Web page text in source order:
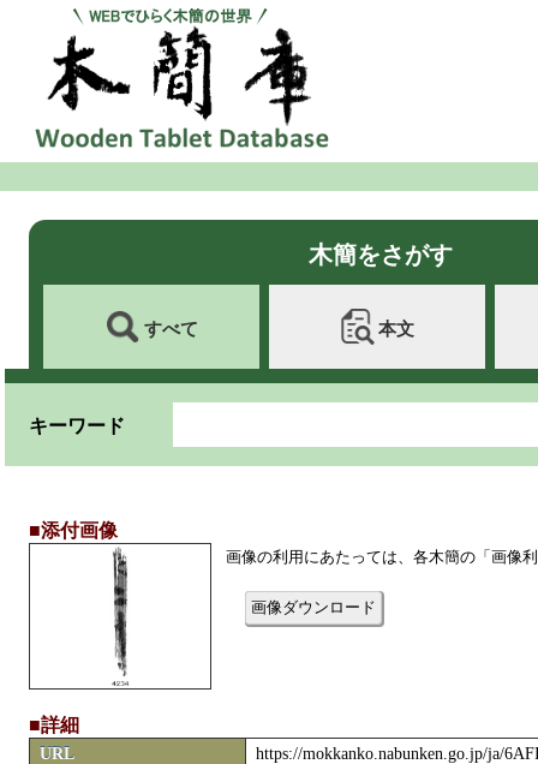
木簡をさがす
すべて 本文
キーワード
■添付画像
画像の利用にあたっては、各木簡の「画像
画像ダウンロード
■詳細
URL
https://mokkanko.nabunken.go.jp/ja/